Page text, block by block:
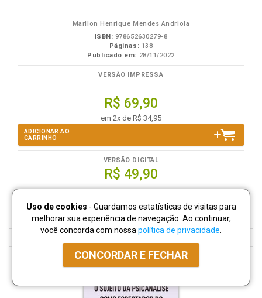
Marllon Henrique Mendes Andriola
ISBN: 978652630279-8
Páginas: 138
Publicado em: 28/11/2022
VERSÃO IMPRESSA
R$ 69,90
em 2x de R$ 34,95
ADICIONAR AO
CARRINHO
VERSÃO DIGITAL
R$ 49,90
ADICIONAR EBOOK
AO CARRINHO
Uso de cookies - Guardamos estatísticas de visitas para
melhorar sua experiência de navegação. Ao continuar,
você concorda com nossa política de privacidade
CONCORDAR E FECHAR